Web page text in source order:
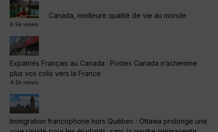
Canada, meilleure qualité de vie au monde
8.5k views
Expatriés Français au Canada : Postes Canada n’achemine
plus vos colis vers la France
4.2k views
Immigration francophone hors Québec : Ottawa prolonge une